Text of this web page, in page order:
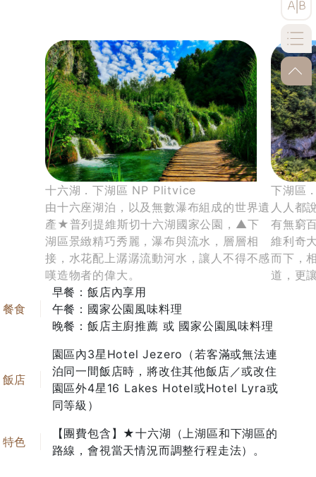
十六湖．下湖區 NP Plitvice
由十六座湖泊，以及無數瀑布組成的世界遺
產★普列提維斯切十六湖國家公園，▲下
湖區景緻精巧秀麗，瀑布與流水，層層相
接，水花配上潺潺流動河水，讓人不得不感
嘆造物者的偉大。
下湖區
人人都
有無窮
維利奇
而下，
道，更
早餐：飯店內享用
午餐：國家公園風味料理
晚餐：飯店主廚推薦 或 國家公園風味料理
園區內3星Hotel Jezero（若客滿或無法連
泊同一間飯店時，將改住其他飯店／或改住
園區外4星16 Lakes Hotel或Hotel Lyra或
同等級）
【團費包含】★十六湖（上湖區和下湖區的
路線，會視當天情況而調整行程走法）。
go-